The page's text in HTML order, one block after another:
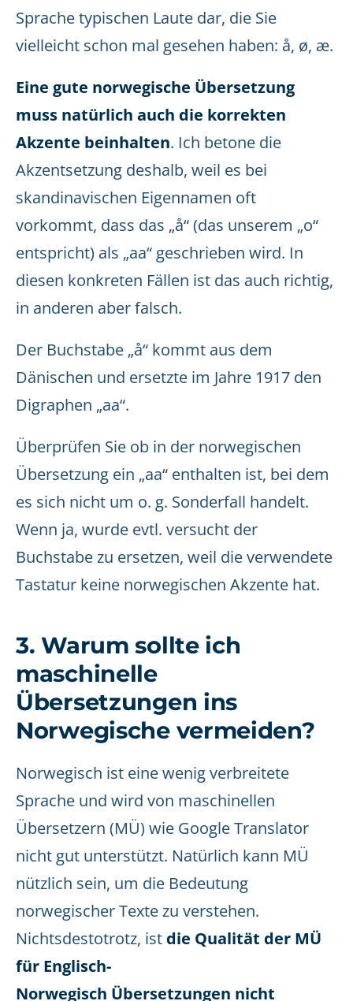
Sprache typischen Laute dar, die Sie
vielleicht schon mal gesehen haben: å, ø, æ.
Eine gute norwegische Übersetzung
muss natürlich auch die korrekten
Akzente beinhalten. Ich betone die
Akzentsetzung deshalb, weil es bei
skandinavischen Eigennamen oft
vorkommt, dass das „å“ (das unserem „o“
entspricht) als „aa“ geschrieben wird. In
diesen konkreten Fällen ist das auch richtig,
in anderen aber falsch.
Der Buchstabe „å“ kommt aus dem
Dänischen und ersetzte im Jahre 1917 den
Digraphen „aa“.
Überprüfen Sie ob in der norwegischen
Übersetzung ein „aa“ enthalten ist, bei dem
es sich nicht um o. g. Sonderfall handelt.
Wenn ja, wurde evtl. versucht der
Buchstabe zu ersetzen, weil die verwendete
Tastatur keine norwegischen Akzente hat.
3. Warum sollte ich
maschinelle
Übersetzungen ins
Norwegische vermeiden?
Norwegisch ist eine wenig verbreitete
Sprache und wird von maschinellen
Übersetzern (MÜ) wie Google Translator
nicht gut unterstützt. Natürlich kann MÜ
nützlich sein, um die Bedeutung
norwegischer Texte zu verstehen.
Nichtsdestotrotz, ist die Qualität der MÜ
für Englisch-
Norwegisch Übersetzungen nicht